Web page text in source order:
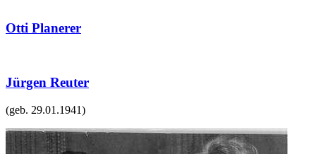
Otti Planerer
Jürgen Reuter
(geb. 29.01.1941)